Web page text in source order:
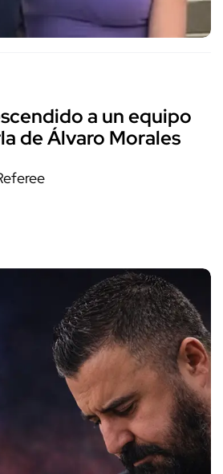
a un equipo
de Álvaro Morales